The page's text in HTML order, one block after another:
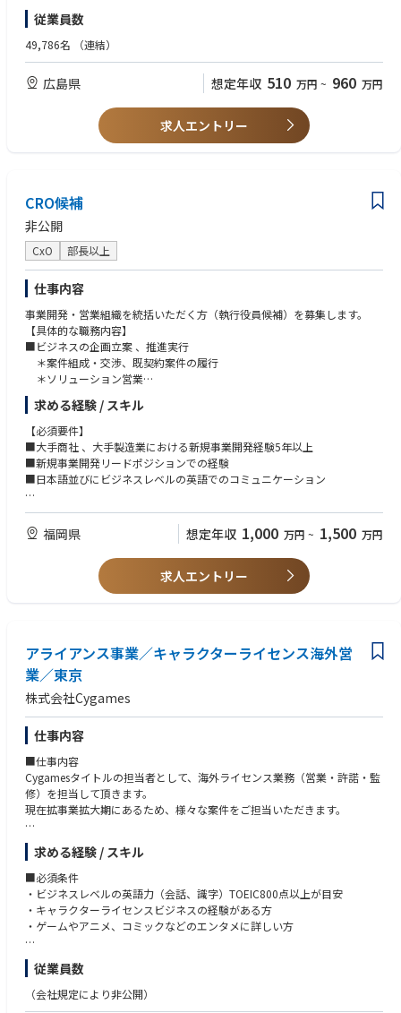
(2) 各国政府の認可取得業務
・自動車の仕様情報や試験成績書等を社内関係部署から入手
・各国政府が定める様式にて認可申請書の準備
・現地マツダ販社への認可申請書の提供と現地質問への回答
入社後は上記の記載内容において、本人の希望やお任せできる業務から取
り組んでいただき、いずれは全業務担当いただくことを期待します。
＜変更の範囲＞将来的に会社の定める全ての業務に配置転換の可能性あり
【部門ミッション】
自動車業界が100年に一度と言われる変革期を迎え、クルマは電動化技術
や自動運転技術、通信技術など様々な新技術の採用が進んでいます。その
ような自動車を商品として世界各国で販売するため、最低限守るべきルー
ルや販売するための許可（認可）を得るための法規も各国ごとに技術の進
化に合わせて変化しています。
このような変化に臨機応変に対応し、各国の販売店の担当者とコミュニケ
ーションを図り、法規に関する情報を入手、分析の上、自動車の仕様に反
映させる為の社内関連部門への情報発信を行っております。
更に昨今は、法令順守、不正防止の観点より、法規に合わせて正しく業務
を遂行する事が求められており、法規の要求事項、認可の手続きを正しく
理解し、社内展開を行い業務整備を実施する事で、当局や社会からの信頼
を得ることもミッションとしております。
【本ポジションのミッション】
海外の販売会社を通じて各国の規制情報を収集し、どういった試験をする
か、どういった情報を各国に送るべきかという情報を集めることがメイン
高頻度で状況が変わっていくが、その中で何が求められるのかを理解し
て、現地パートナーと接点をとり、正確で必要とされる情報を収集し、社
【ポジション特徴】
・希望の方は海外転勤のチャンスがあり、グローバルに活躍いただくこと
が可能。
・海外の当局との折衝においては、業界団体としての活動もあり、同業他
社との交流機会がある。
・自動車業界における開発、品質保証、認証、法規対応のいずれかの経験
・技術情報や法規・規格要求を読み取り、関係者に分かりやすく説明した
経験
・車両認証、欧州認証、UN-R法規に関する知識・経験
・車両ソフトウェア更新、OTA、診断機による更新、リプロ対応などの知
・SUMS、CSMS、サイバーセキュリティ、機能安全に関する知識
・複雑な情報を整理し、分かりやすく資料化できる方
・関係部門と積極的にコミュニケーションを取りながら業務を進められる
方
・高い目標にチャレンジし、達成に向けた自律的な業務管理が出来る方
従業員数
49,786名 （連結）
広島県 想定年収 510 万円 ~ 960 万円
求人エントリー
CRO候補
非公開
CxO 部長以上
仕事内容
事業開発・営業組織を統括いただく方（執行役員候補）を募集します。
【具体的な職務内容】
■ビジネスの企画立案 、推進実行
＊案件組成・交渉、既契約案件の履行
＊ソリューション営業
＊新規開拓
＊海外市場開拓・拠点設立などの営業戦略の立案、推進
＊新規市場の調査・分析
■新しいビジネスモデルの検討
■全社事業戦略の策定支援
■事業パートナー・販売代理店との関係構築による協業推進
■営業組織の統括、人材採用・育成、組織強化
求める経験 / スキル
【必須要件】
■大手商社 、大手製造業における新規事業開発経験5年以上
■新規事業開発リードポジションでの経験
■日本語並びにビジネスレベルの英語でのコミュニケーション
【歓迎要件】
■海外ビジネス経験またはMBA
福岡県 想定年収 1,000 万円 ~ 1,500 万円
求人エントリー
アライアンス事業／キャラクターライセンス海外営
業／東京
株式会社Cygames
仕事内容
■仕事内容
Cygamesタイトルの担当者として、海外ライセンス業務（営業・許諾・監
修）を担当して頂きます。
現在拡事業拡大期にあるため、様々な案件をご担当いただきます。
■扱う商品例
・セールスプロモーション（企業タイアップ等々）
・雑貨
・文具
・ぬいぐるみ
・フィギュア など
Cygames Magazine ：アライアンス事業部の仕事とは？コラボ施策でコン
テンツに触れてもらう機会を増やす【サイゲームス仕事百科】
https://magazine.cygames.co.jp/ja/archives/1440414861/
求める経験 / スキル
■必須条件
・ビジネスレベルの英語力（会話、識字）TOEIC800点以上が目安
・キャラクターライセンスビジネスの経験がある方
・ゲームやアニメ、コミックなどのエンタメに詳しい方
■歓迎条件
・著作権に関する深い知識を有する方
・海外向けのビジネス経験がある方
従業員数
（会社規定により非公開）